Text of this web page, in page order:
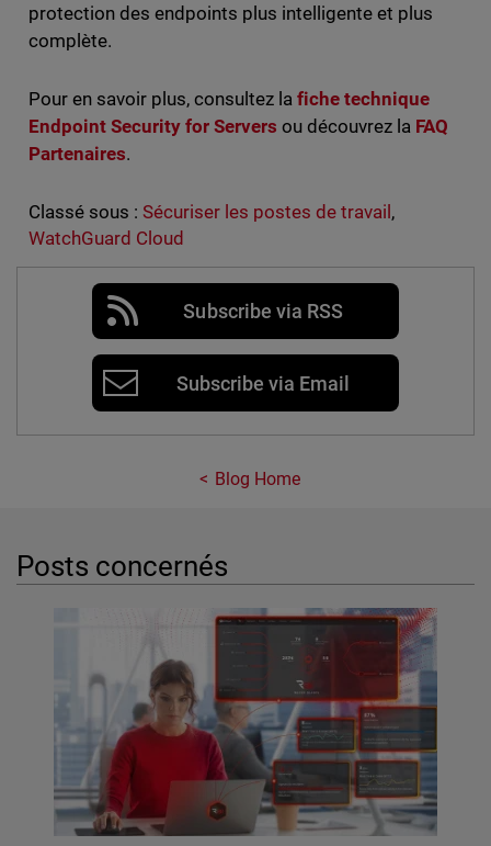
protection des endpoints plus intelligente et plus
complète.
Pour en savoir plus, consultez lafiche technique
Endpoint Security for Servers ou découvrez la FAQ
Partenaires.
Classé sous : Sécuriser les postes de travail,
WatchGuard Cloud
Subscribe via RSS
Subscribe via Email
Blog Home
Posts concernés